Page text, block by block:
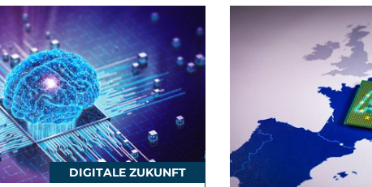
DIGITALE ZUKUNFT